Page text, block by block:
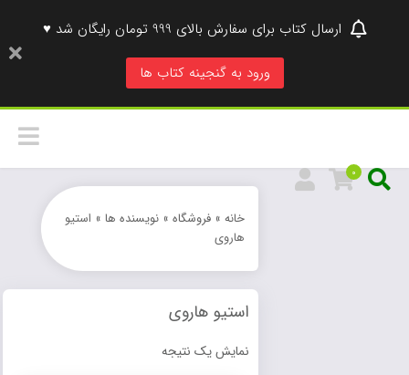
ارسال کتاب برای سفارش بالای 999 تومان رایگان شد ♥
ورود به گنجینه کتاب ها
خانه» فروشگاه» نویسنده ها » استیو
هاروی
استیو هاروی
نمایش یک نتیجه